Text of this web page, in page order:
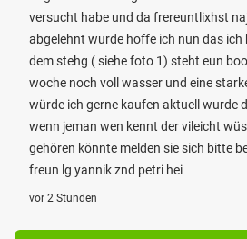
versucht habe und da frereuntlixhst
abgelehnt wurde hoffe ich nun das ich
dem stehg ( siehe foto 1) steht eun
woche noch voll wasser und eine
würde ich gerne kaufen aktuell wurde
wenn jeman wen kennt der vileicht
gehören könnte melden sie sich bitte
freun lg yannik znd petri hei
vor 2 Stunden